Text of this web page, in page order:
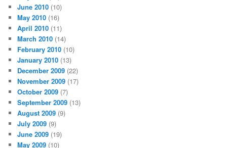
June 2010 (10)
May 2010 (16)
April 2010 (11)
March 2010 (14)
February 2010 (10)
January 2010 (13)
December 2009 (22)
November 2009 (17)
October 2009 (7)
September 2009 (13)
August 2009 (9)
July 2009 (9)
June 2009 (19)
May 2009 (10)